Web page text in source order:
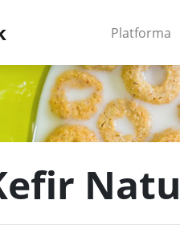
Platforma